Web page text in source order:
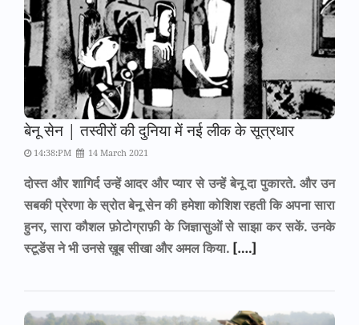
बेनू सेन | तस्वीरों की दुनिया में नई लीक के सूत्रधार
14:38:PM 14 March 2021
दोस्त और शागिर्द उन्हें आदर और प्यार से उन्हें बेनू दा पुकारते. और उन
सबकी प्रेरणा के स्रोत बेनू सेन की हमेशा कोशिश रहती कि अपना सारा
हुनर, सारा कौशल फ़ोटोग्राफ़ी के जिज्ञासुओं से साझा कर सकें. उनके
स्टूडेंस ने भी उनसे ख़ूब सीखा और अमल किया. [….]